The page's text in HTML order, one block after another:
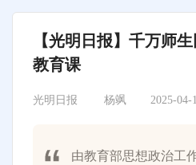
【光明日报】千万师
教育课
光明日报 杨飒 2025-04-
由教育部思想政治工